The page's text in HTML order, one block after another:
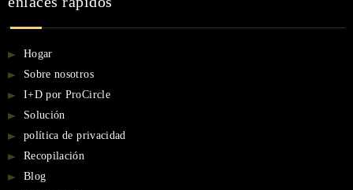
Hogar
Sobre nosotros
I+D por ProCircle
Solución
política de privacidad
Recopilación
Blog